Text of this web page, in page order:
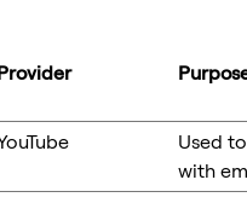
Used
with